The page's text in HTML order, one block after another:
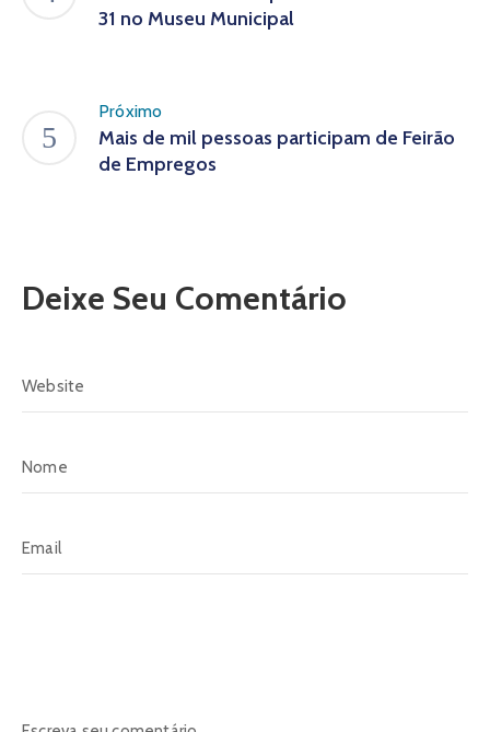
31 no Museu Municipal
Próximo
Mais de mil pessoas participam de Feirão
de Empregos
Deixe Seu Comentário